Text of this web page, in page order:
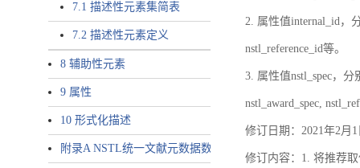
7.1 描述性元素集简表
7.2 描述性元素定义
8 辅助性元素
9 属性
10 形式化描述
附录A NSTL统一文献元数据数据唯一标识符规则
2. 属性值internal_id，
nstl_reference_id等。
3. 属性值nstl_spec，分
nstl_award_spec,
修订日期：2021年2月1
修订内容：1. 将推荐